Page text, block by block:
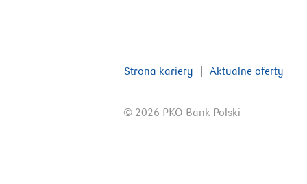
Strona kariery Aktualne oferty
© 2026 PKO Bank Polski